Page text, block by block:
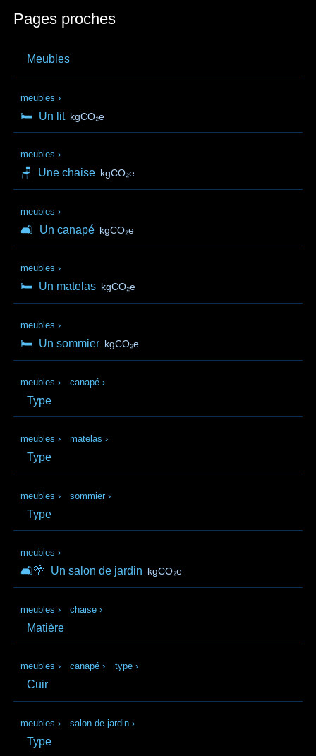
Pages proches
Meubles
meubles ›
🛏️ Un lit kgCO₂e
meubles ›
🪑 Une chaise kgCO₂e
meubles ›
🛋️ Un canapé kgCO₂e
meubles ›
🛏️ Un matelas kgCO₂e
meubles ›
🛏️ Un sommier kgCO₂e
meubles › canapé ›
Type
meubles › matelas ›
Type
meubles › sommier ›
Type
meubles ›
🛋️🌴 Un salon de jardin kgCO₂e
meubles › chaise ›
Matière
meubles › canapé › type ›
Cuir
meubles › salon de jardin ›
Type